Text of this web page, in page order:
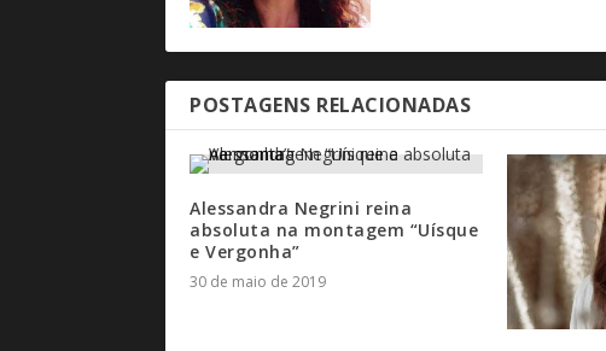
POSTAGENS RELACIONADAS
Alessandra Negrini reina
absoluta na montagem “Uísque
e Vergonha”
30 de maio de 2019